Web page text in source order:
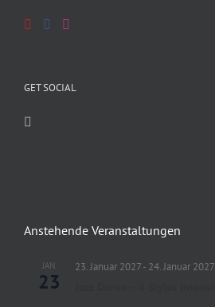
GET SOCIAL
Anstehende Veranstaltungen
JAN.
23
23. Januar 2027- 24. Januar 2027